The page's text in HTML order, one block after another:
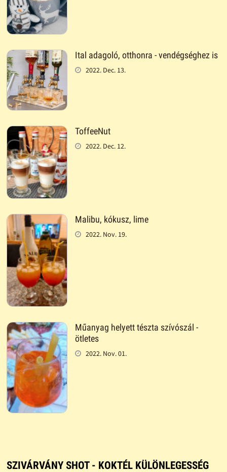
Ital adagoló, otthonra - vendégséghez is
2022. Dec. 13.
ToffeeNut
2022. Dec. 12.
Malibu, kókusz, lime
2022. Nov. 19.
Műanyag helyett tészta szívószál -
ötletes
2022. Nov. 01.
SZIVÁRVÁNY SHOT - KOKTÉL KÜLÖNLEGESSÉG